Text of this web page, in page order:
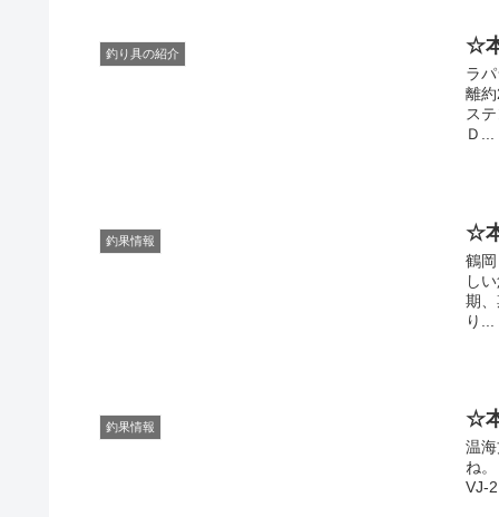
釣り具の紹介 ☆
ラ
離
ス
Ｄ...
釣果情報 ☆
鶴
し
期
り...
釣果情報 ☆
温
ね
VJ-